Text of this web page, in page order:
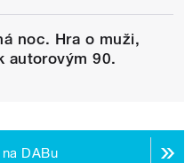
noc. Hra o muži,
autorovým 90.
DABu